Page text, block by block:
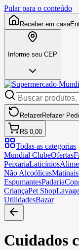
Pular para o conteúdo
Receber em casa
Informe seu CEP
RefazerRefazer
R$ 0,00
Todas as categorias
Mundial ClubeOfertas
PeixariaLaticínios
Não AlcoólicasMatinais
EspumantesPadaria
CriançaPet Shop
UtilidadesBazar
Cuidados